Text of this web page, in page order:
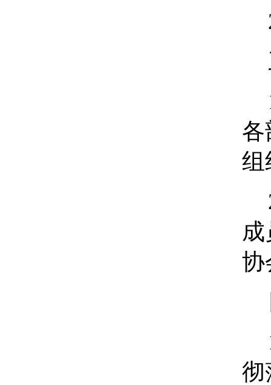
各
组
协
彻